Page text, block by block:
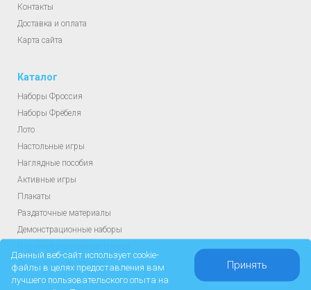
Контакты
Доставка и оплата
Карта сайта
Каталог
Наборы Фроссия
Наборы Фрёбеля
Лото
Настольные игры
Наглядные пособия
Активные игры
Плакаты
Раздаточные материалы
Демонстрационные наборы
Дидактические пособия
Данный веб-сайт использует cookie-
файлы в целях предоставления вам
лучшего пользовательского опыта на
Принять